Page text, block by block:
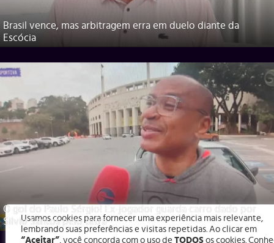
Brasil vence, mas arbitragem erra em duelo diante da
Escócia
O gol do Paulo Sérgio! Ex-jogador guarda carro dado por
Silvio Santos pelo tetra
Usamos cookies para fornecer uma experiência mais relevante,
lembrando suas preferências e visitas repetidas. Ao clicar em
“Aceitar”, você concorda com o uso de TODOSos cookies.